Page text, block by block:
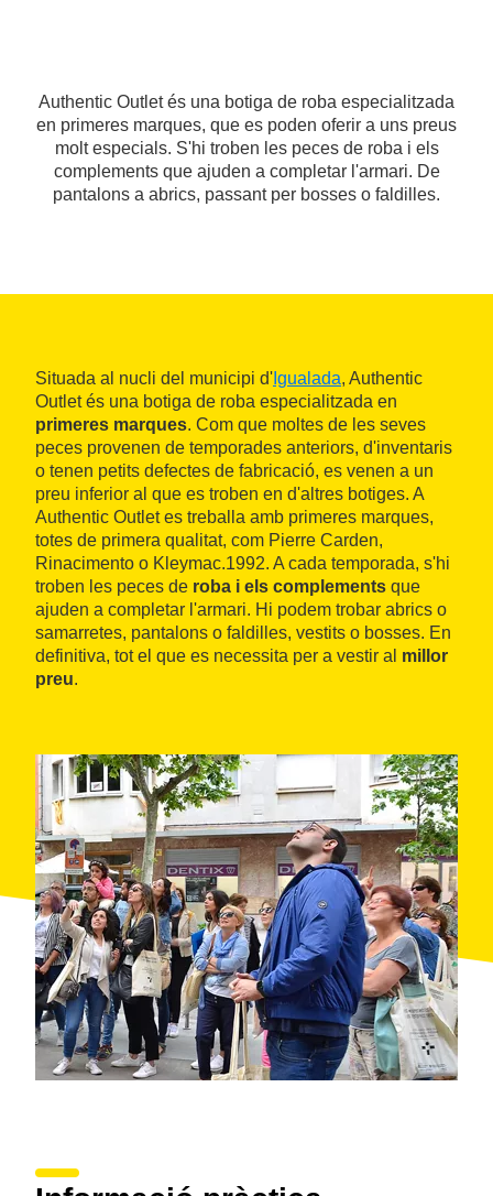
Authentic Outlet és una botiga de roba especialitzada
en primeres marques, que es poden oferir a uns preus
molt especials. S'hi troben les peces de roba i els
complements que ajuden a completar l'armari. De
pantalons a abrics, passant per bosses o faldilles.
Situada al nucli del municipi d' Igualada, Authentic
Outlet és una botiga de roba especialitzada en
primeres marques. Com que moltes de les seves
peces provenen de temporades anteriors, d'inventaris
o tenen petits defectes de fabricació, es venen a un
preu inferior al que es troben en d'altres botiges. A
Authentic Outlet es treballa amb primeres marques,
totes de primera qualitat, com Pierre Carden,
Rinacimento o Kleymac.1992. A cada temporada, s'hi
troben les peces de roba i els complements que
ajuden a completar l'armari. Hi podem trobar abrics o
samarretes, pantalons o faldilles, vestits o bosses. En
definitiva, tot el que es necessita per a vestir al millor
preu.